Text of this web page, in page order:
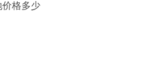
格多少